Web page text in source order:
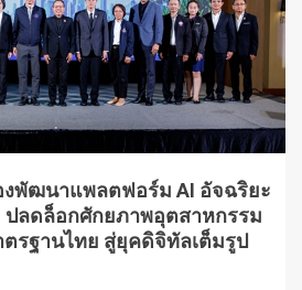
งพัฒนาแพลตฟอร์ม AI อัจฉริยะ
ลดล็อกศักยภาพอุตสาหกรรม
รฐานไทย สู่ยุคดิจิทัลเต็มรูป